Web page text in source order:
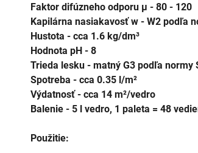
Faktor difúzneho odporu μ - 80 - 120
Kapilárna nasiakavosť w - W2 podľa
Hustota - cca 1.6 kg/dm³
Hodnota pH - 8
Trieda lesku - matný G3 podľa normy
Spotreba - cca 0.35 l/m²
Výdatnosť - cca 14 m²/vedro
Balenie - 5 l vedro, 1 paleta = 48
Použitie: